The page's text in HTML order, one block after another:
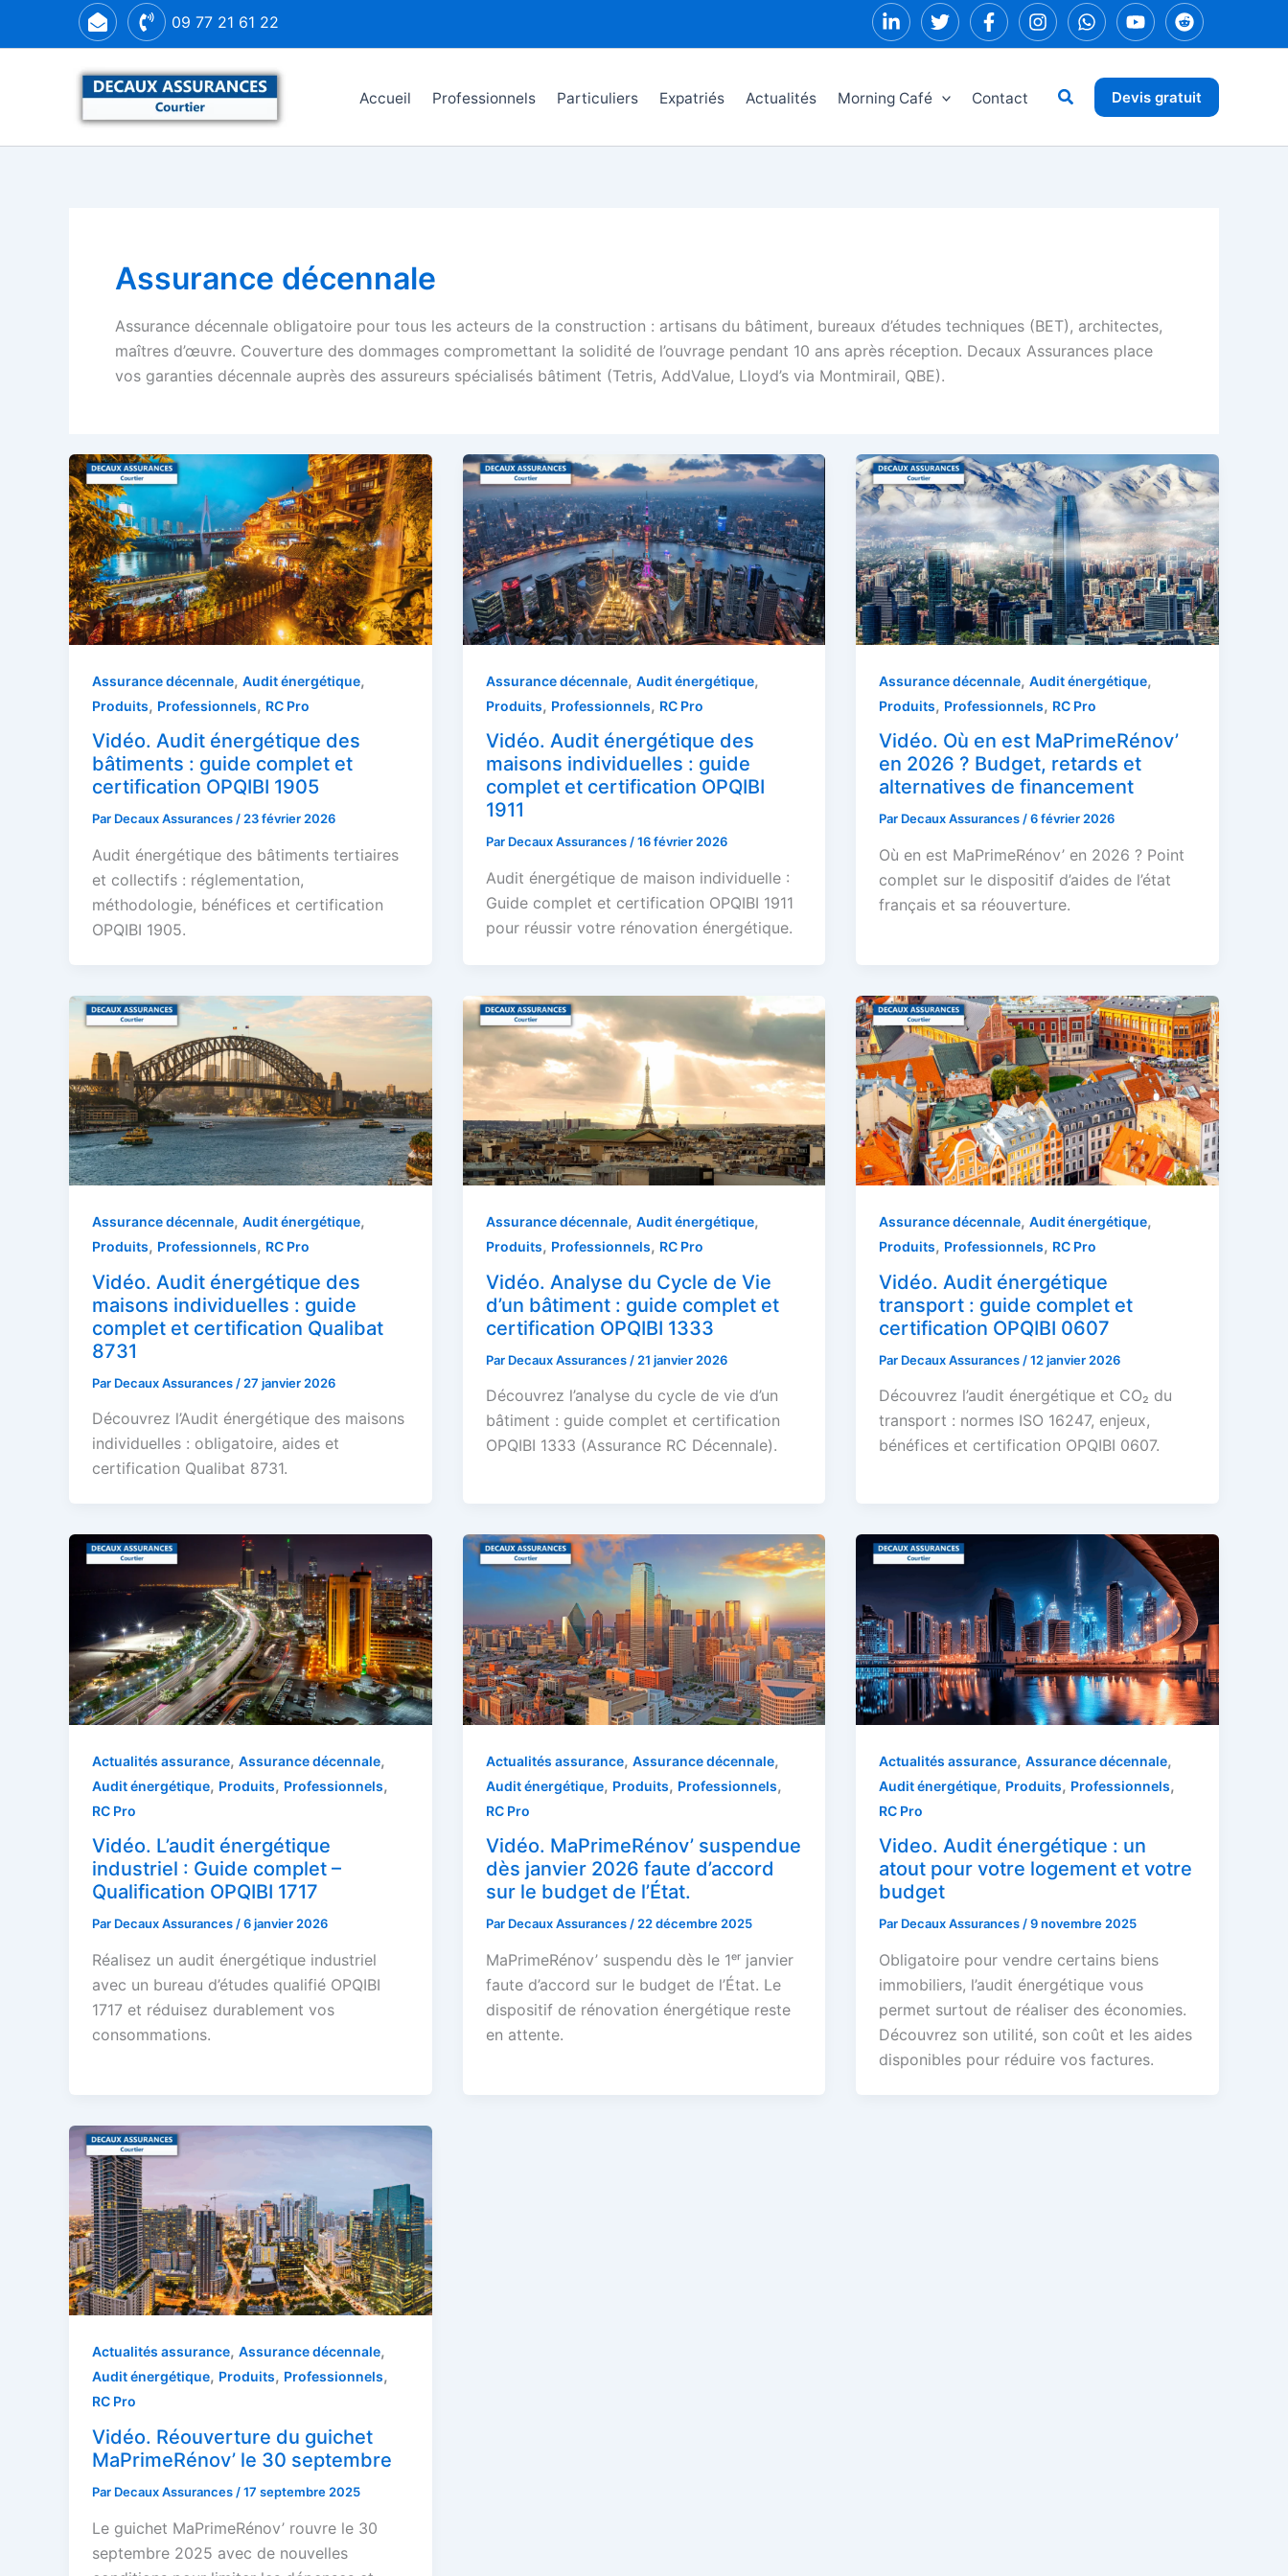
09 77 21 61 22
Accueil Professionnels Particuliers Expatriés Actualités Morning Café Contact RechercherDevis gratuit
Assurance décennale
Assurance décennale obligatoire pour tous les acteurs de la construction : artisans du bâtiment, bureaux d’études techniques (BET), architectes,
maîtres d’œuvre. Couverture des dommages compromettant la solidité de l’ouvrage pendant 10 ans après réception. Decaux Assurances place
vos garanties décennale auprès des assureurs spécialisés bâtiment (Tetris, AddValue, Lloyd’s via Montmirail, QBE).
Assurance décennale, Audit énergétique,
Produits, Professionnels, RC Pro
Vidéo. Audit énergétique des
bâtiments : guide complet et
certification OPQIBI 1905
Par Decaux Assurances/23 février 2026
Audit énergétique des bâtiments tertiaires
et collectifs : réglementation,
méthodologie, bénéfices et certification
OPQIBI 1905.
Assurance décennale, Audit énergétique,
Produits, Professionnels, RC Pro
Vidéo. Audit énergétique des
maisons individuelles : guide
complet et certification OPQIBI
1911
Par Decaux Assurances/16 février 2026
Audit énergétique de maison individuelle :
Guide complet et certification OPQIBI 1911
pour réussir votre rénovation énergétique.
Assurance décennale,Audit énergétique,
Produits, Professionnels, RC Pro
Vidéo. Où en est MaPrimeRénov’
en 2026 ? Budget, retards et
alternatives de financement
Par Decaux Assurances/6 février 2026
Où en est MaPrimeRénov’ en 2026 ? Point
complet sur le dispositif d’aides de l’état
français et sa réouverture.
Assurance décennale, Audit énergétique,
Produits, Professionnels, RC Pro
Vidéo. Audit énergétique des
maisons individuelles : guide
complet et certification Qualibat
8731
Par Decaux Assurances / 27 janvier 2026
Découvrez l’Audit énergétique des maisons
individuelles : obligatoire, aides et
certification Qualibat 8731.
Assurance décennale, Audit énergétique,
Produits, Professionnels, RC Pro
Vidéo. Analyse du Cycle de Vie
d’un bâtiment : guide complet et
certification OPQIBI 1333
Par Decaux Assurances / 21 janvier 2026
Découvrez l’analyse du cycle de vie d’un
bâtiment : guide complet et certification
OPQIBI 1333 (Assurance RC Décennale).
Assurance décennale,Audit énergétique,
Produits, Professionnels, RC Pro
Vidéo. Audit énergétique
transport : guide complet et
certification OPQIBI 0607
Par Decaux Assurances /12 janvier 2026
Découvrez l’audit énergétique et CO₂ du
transport : normes ISO 16247, enjeux,
bénéfices et certification OPQIBI 0607.
Actualités assurance, Assurance décennale,
Audit énergétique, Produits, Professionnels,
RC Pro
Vidéo. L’audit énergétique
industriel : Guide complet –
Qualification OPQIBI 1717
Par Decaux Assurances/6 janvier 2026
Réalisez un audit énergétique industriel
avec un bureau d’études qualifié OPQIBI
1717 et réduisez durablement vos
consommations.
Actualités assurance, Assurance décennale,
Audit énergétique, Produits, Professionnels,
RC Pro
Vidéo. MaPrimeRénov’ suspendue
dès janvier 2026 faute d’accord
sur le budget de l’État.
Par Decaux Assurances/22 décembre 2025
MaPrimeRénov’ suspendu dès le 1ᵉʳ janvier
faute d’accord sur le budget de l’État. Le
dispositif de rénovation énergétique reste
en attente.
Actualités assurance,Assurance décennale,
Audit énergétique, Produits, Professionnels,
RC Pro
Video. Audit énergétique : un
atout pour votre logement et votre
budget
Par Decaux Assurances/9 novembre 2025
Obligatoire pour vendre certains biens
immobiliers, l’audit énergétique vous
permet surtout de réaliser des économies.
Découvrez son utilité, son coût et les aides
disponibles pour réduire vos factures.
Actualités assurance, Assurance décennale,
Audit énergétique, Produits, Professionnels,
RC Pro
Vidéo. Réouverture du guichet
MaPrimeRénov’ le 30 septembre
Par Decaux Assurances /17 septembre 2025
Le guichet MaPrimeRénov’ rouvre le 30
septembre 2025 avec de nouvelles